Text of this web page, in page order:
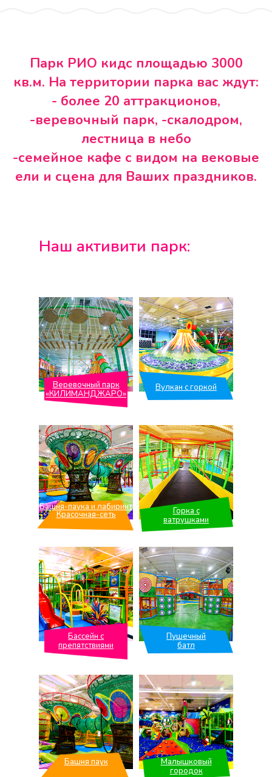
Парк РИО кидс площадью 3000
кв.м. На территории парка вас ждут:
- более 20 аттракционов,
-веревочный парк, -скалодром,
лестница в небо
-семейное кафе с видом на вековые
ели и сцена для Ваших праздников.
Наш активити парк:
Веревочный парк
«КИЛИМАНДЖАРО»
Вулкан с горкой
Башня-паука и лабиринт
Красочная-сеть
Горка с
ватрушками
Бассейн с
препятствиями
Пушечный
батл
Башня паук
Малышковый
городок